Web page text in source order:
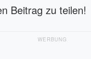
Beitrag zu teilen!
WERBUNG